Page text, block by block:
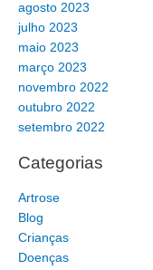
agosto 2023
julho 2023
maio 2023
março 2023
novembro 2022
outubro 2022
setembro 2022
Categorias
Artrose
Blog
Crianças
Doenças